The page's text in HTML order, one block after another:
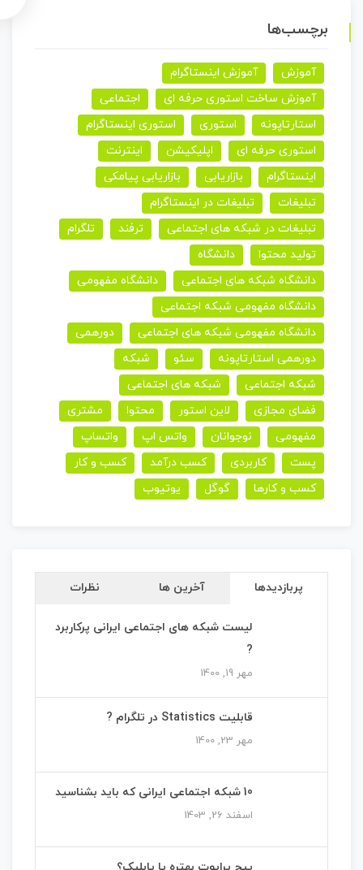
برچسب‌ها
آموزش
آموزش اینستاگرام
آموزش ساخت استوری حرفه ای
اجتماعی
استارتاپونه
استوری
استوری اینستاگرام
استوری حرفه ای
اپلیکیشن
اینترنت
اینستاگرام
بازاریابی
بازاریابی پیامکی
تبلیغات
تبلیغات در اینستاگرام
تبلیغات در شبکه های اجتماعی
ترفند
تلگرام
تولید محتوا
دانشگاه
دانشگاه شبکه های اجتماعی
دانشگاه مفهومی
دانشگاه مفهومی شبکه اجتماعی
دانشگاه مفهومی شبکه های اجتماعی
دورهمی
دورهمی استارتاپونه
سئو
شبکه
شبکه اجتماعی
شبکه های اجتماعی
فضای مجازی
لاین استور محتوا
مشتری
مفهومی
نوجوانان واتس اپ
واتساپ
پست
کاربردی کسب درآمد
کسب و کار
کسب و کارها
گوگل یوتیوب
پربازدیدها آخرین ها نظرات
لیست شبکه های اجتماعی ایرانی پرکاربرد
?
مهر 19, 1400
قابلیت Statistics در تلگرام ?
مهر 23, 1400
10 شبکه اجتماعی ایرانی که باید بشناسید
اسفند 26, 1403